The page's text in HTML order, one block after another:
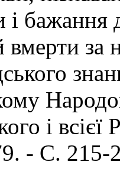
бажання
за
і
- С. 215-